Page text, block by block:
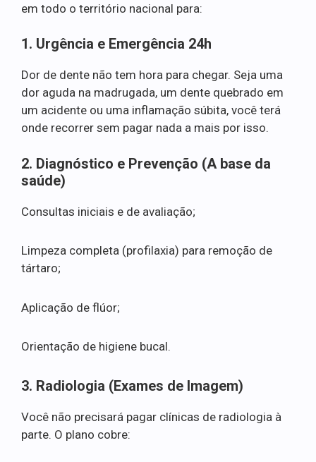
em todo o território nacional para:
1. Urgência e Emergência 24h
Dor de dente não tem hora para chegar. Seja uma
dor aguda na madrugada, um dente quebrado em
um acidente ou uma inflamação súbita, você terá
onde recorrer sem pagar nada a mais por isso.
2. Diagnóstico e Prevenção (A base da
saúde)
Consultas iniciais e de avaliação;
Limpeza completa (profilaxia) para remoção de
tártaro;
Aplicação de flúor;
Orientação de higiene bucal.
3. Radiologia (Exames de Imagem)
Você não precisará pagar clínicas de radiologia à
parte. O plano cobre: